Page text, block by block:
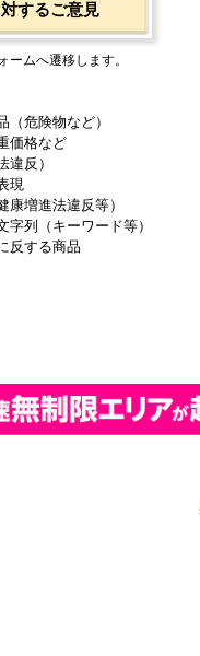
するご意見
ームへ遷移します。
（危険物など）
価格など
違反）
現
康増進法違反等）
字列（キーワード等）
反する商品